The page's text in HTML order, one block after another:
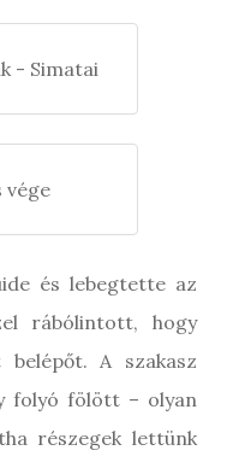
- Simatai
vége
és lebegtette az
rábólintott, hogy
A szakasz
folyó fölött – olyan
részegek lettünk